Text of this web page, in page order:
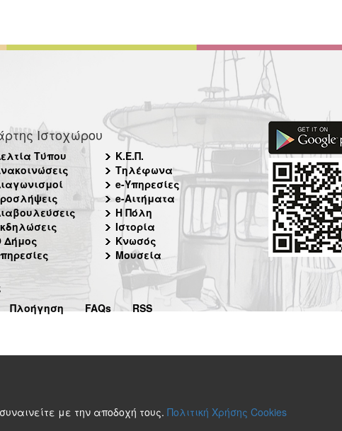
Ιστοχώρου
Τύπου
Δήμος
Κ.Ε.Π.
Τηλέφωνα
e-Υπηρεσίες
e-Αιτήματα
Η Πόλη
Ιστορία
Κνωσός
Μουσεία
Πλοήγηση FAQs RSS
με την αποδοχή τους. Πολιτική Χρήσης Cookies